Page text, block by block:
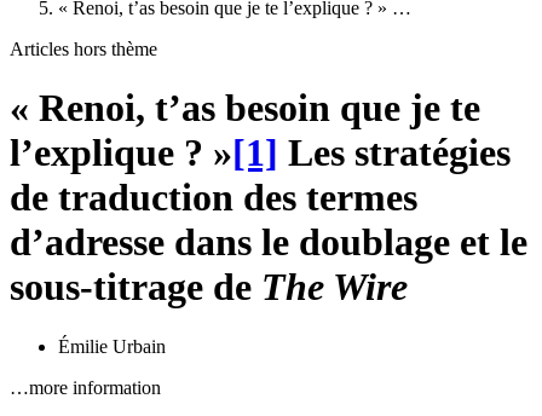
« Renoi, t’as besoin que je te l’explique ? » …
Articles hors thème
« Renoi, t’as besoin que je te
l’explique ? »[1] Les stratégies
de traduction des termes
d’adresse dans le doublage et le
sous-titrage de The Wire
Émilie Urbain
…more information